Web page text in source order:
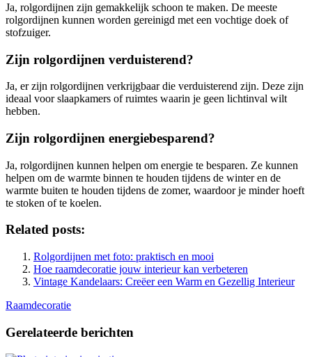
Ja, rolgordijnen zijn gemakkelijk schoon te maken. De meeste
rolgordijnen kunnen worden gereinigd met een vochtige doek of
stofzuiger.
Zijn rolgordijnen verduisterend?
Ja, er zijn rolgordijnen verkrijgbaar die verduisterend zijn. Deze zijn
ideaal voor slaapkamers of ruimtes waarin je geen lichtinval wilt
hebben.
Zijn rolgordijnen energiebesparend?
Ja, rolgordijnen kunnen helpen om energie te besparen. Ze kunnen
helpen om de warmte binnen te houden tijdens de winter en de
warmte buiten te houden tijdens de zomer, waardoor je minder hoeft
te stoken of te koelen.
Related posts:
Rolgordijnen met foto: praktisch en mooi
Hoe raamdecoratie jouw interieur kan verbeteren
Vintage Kandelaars: Creëer een Warm en Gezellig Interieur
Raamdecoratie
Gerelateerde berichten